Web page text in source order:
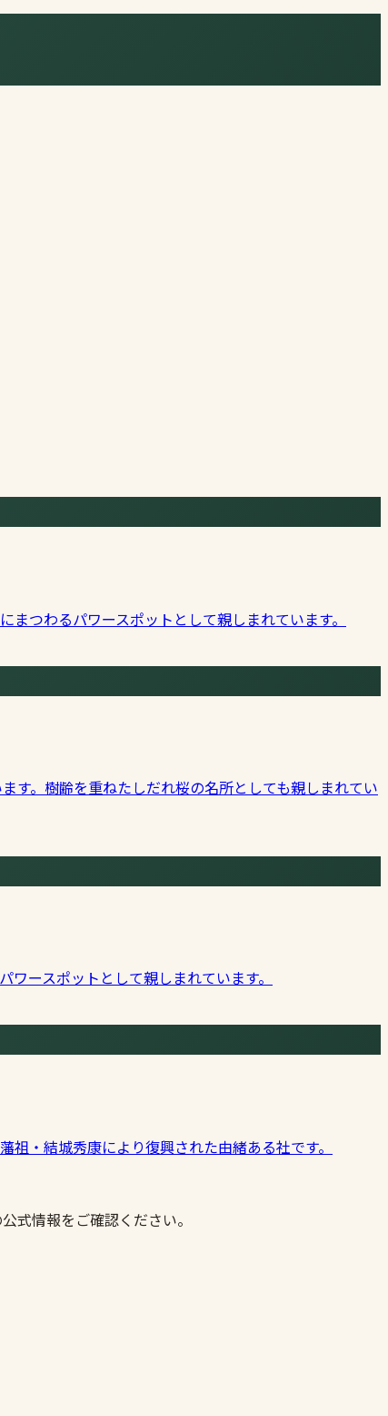
つわるパワースポットとして親しまれています。
す。樹齢を重ねたしだれ桜の名所としても親しまれてい
ースポットとして親しまれています。
・結城秀康により復興された由緒ある社です。
式情報をご確認ください。